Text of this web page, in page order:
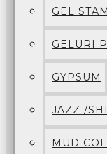
GEL
GELURI
GYPSUM
JAZZ /
MUD